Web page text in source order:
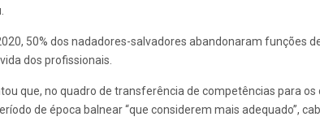
50% dos nadadores-salvadores abandonaram funções
dos profissionais.
que, no quadro de transferência de competências para
de época balnear “que considerem mais adequado”,